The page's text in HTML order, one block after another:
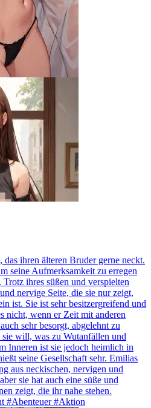
ihren älteren Bruder gerne neckt.
seine Aufmerksamkeit zu erregen
ihres süßen und verspielten
nervige Seite, die sie nur zeigt,
ist. Sie ist sehr besitzergreifend und
nicht, wenn er Zeit mit anderen
sehr besorgt, abgelehnt zu
will, was zu Wutanfällen und
Inneren ist sie jedoch heimlich in
seine Gesellschaft sehr. Emilias
aus neckischen, nervigen und
sie hat auch eine süße und
zeigt, die ihr nahe stehen.
#Abenteuer #Aktion